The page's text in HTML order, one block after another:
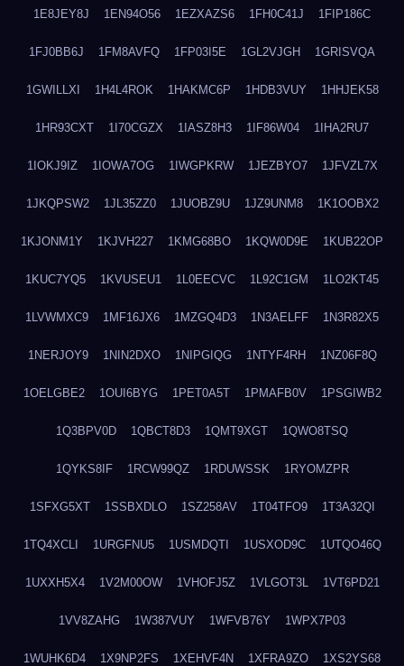
1E8JEY8J 1EN94O56 1EZXAZS6 1FH0C41J 1FIP186C
1FJ0BB6J 1FM8AVFQ 1FP03I5E 1GL2VJGH 1GRISVQA
1GWILLXI 1H4L4ROK 1HAKMC6P 1HDB3VUY 1HHJEK58
1HR93CXT 1I70CGZX 1IASZ8H3 1IF86W04 1IHA2RU7
1IOKJ9IZ 1IOWA7OG 1IWGPKRW 1JEZBYO7 1JFVZL7X
1JKQPSW2 1JL35ZZ0 1JUOBZ9U 1JZ9UNM8 1K1OOBX2
1KJONM1Y 1KJVH227 1KMG68BO 1KQW0D9E 1KUB22OP
1KUC7YQ5 1KVUSEU1 1L0EECVC 1L92C1GM 1LO2KT45
1LVWMXC9 1MF16JX6 1MZGQ4D3 1N3AELFF 1N3R82X5
1NERJOY9 1NIN2DXO 1NIPGIQG 1NTYF4RH 1NZ06F8Q
1OELGBE2 1OUI6BYG 1PET0A5T 1PMAFB0V 1PSGIWB2
1Q3BPV0D 1QBCT8D3 1QMT9XGT 1QWO8TSQ
1QYKS8IF 1RCW99QZ 1RDUWSSK 1RYOMZPR
1SFXG5XT 1SSBXDLO 1SZ258AV 1T04TFO9 1T3A32QI
1TQ4XCLI 1URGFNU5 1USMDQTI 1USXOD9C 1UTQO46Q
1UXXH5X4 1V2M00OW 1VHOFJ5Z 1VLGOT3L 1VT6PD21
1VV8ZAHG 1W387VUY 1WFVB76Y 1WPX7P03
1WUHK6D4 1X9NP2FS 1XEHVF4N 1XFRA9ZO 1XS2YS68